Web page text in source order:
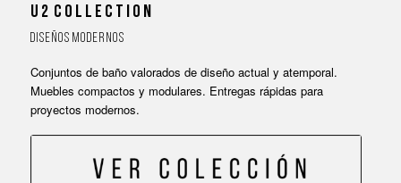
U 2 C O L L E C T I O N
D I S E Ñ O S M O D E R N O S
Conjuntos de baño valorados de diseño actual y atemporal.
Muebles compactos y modulares. Entregas rápidas para
proyectos modernos.